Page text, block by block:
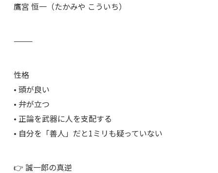
鷹宮 恒一（たかみや こういち）
⸻
性格
• 頭が良い
• 弁が立つ
• 正論を武器に人を支配する
• 自分を「善人」だと1ミリも疑っていない
👉 誠一郎の真逆